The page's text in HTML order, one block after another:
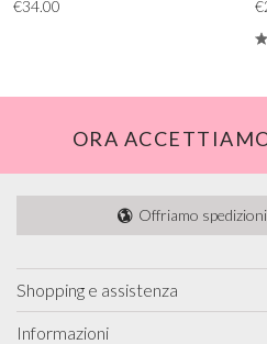
€34.00
ORA
Offriamo
Shopping e assistenza
Informazioni